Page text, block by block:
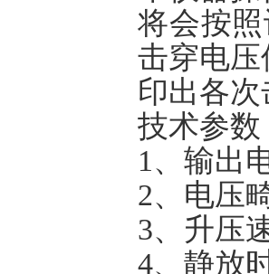
将会按
击穿电
印出各
技术参数
1、输出
2、电压
3、升压
4、静放